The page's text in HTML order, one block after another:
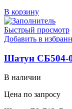
В корзину
Быстрый просмотр
Добавить в
Шатун СБ504-
В наличии
Цена по запросу